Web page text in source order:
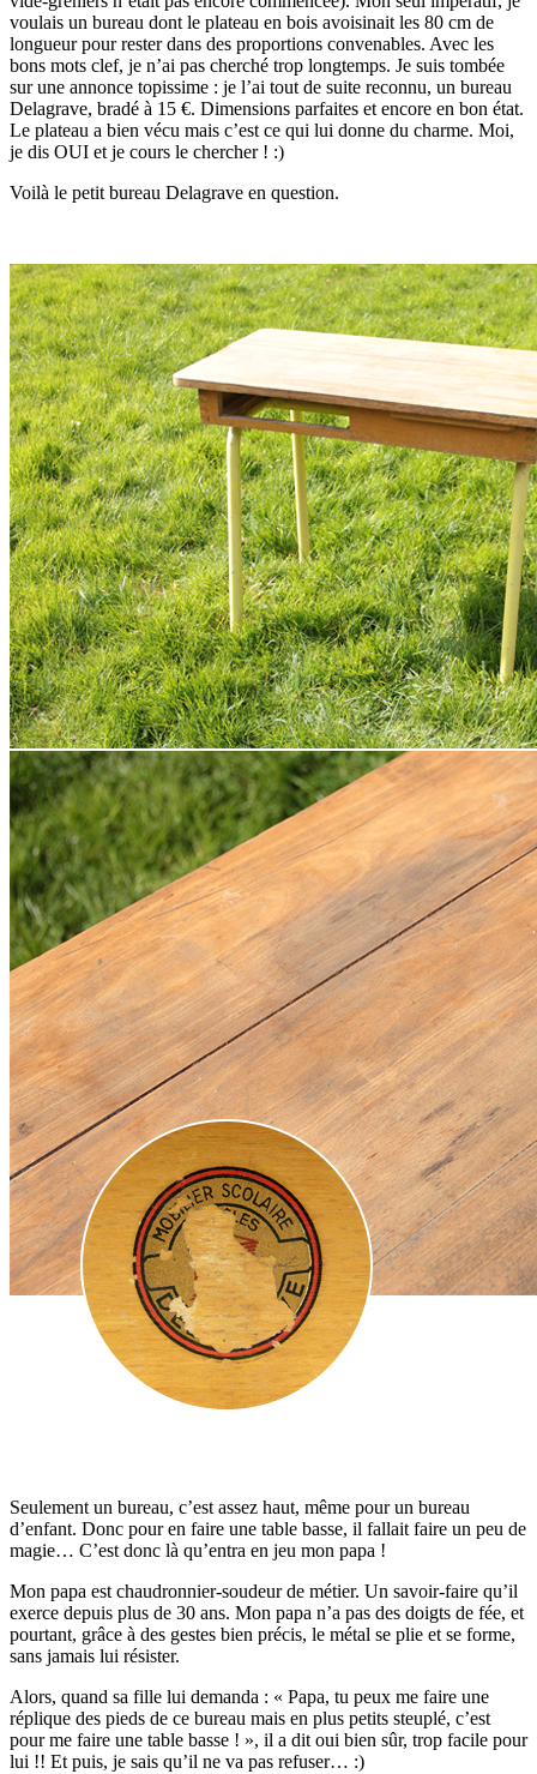
voulais un bureau dont le plateau en bois avoisinait les 80 cm de
longueur pour rester dans des proportions convenables. Avec les
bons mots clef, je n’ai pas cherché trop longtemps. Je suis tombée
sur une annonce topissime : je l’ai tout de suite reconnu, un bureau
Delagrave, bradé à 15 €. Dimensions parfaites et encore en bon état.
Le plateau a bien vécu mais c’est ce qui lui donne du charme. Moi,
je dis OUI et je cours le chercher ! :)
Voilà le petit bureau Delagrave en question.
Seulement un bureau, c’est assez haut, même pour un bureau
d’enfant. Donc pour en faire une table basse, il fallait faire un peu de
magie… C’est donc là qu’entra en jeu mon papa !
Mon papa est chaudronnier-soudeur de métier. Un savoir-faire qu’il
exerce depuis plus de 30 ans. Mon papa n’a pas des doigts de fée, et
pourtant, grâce à des gestes bien précis, le métal se plie et se forme,
sans jamais lui résister.
Alors, quand sa fille lui demanda : « Papa, tu peux me faire une
réplique des pieds de ce bureau mais en plus petits steuplé, c’est
pour me faire une table basse ! », il a dit oui bien sûr, trop facile pour
lui !! Et puis, je sais qu’il ne va pas refuser… :)